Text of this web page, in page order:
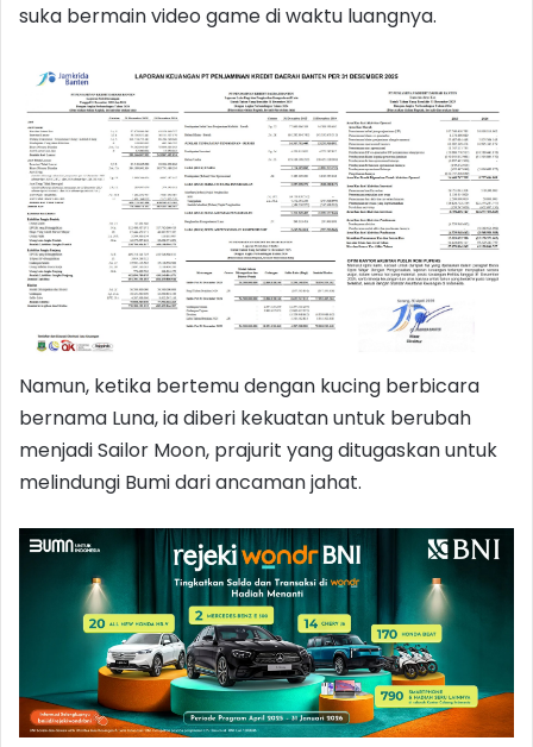
suka bermain video game di waktu luangnya.
Namun, ketika bertemu dengan kucing berbicara
bernama Luna, ia diberi kekuatan untuk berubah
menjadi Sailor Moon, prajurit yang ditugaskan untuk
melindungi Bumi dari ancaman jahat.